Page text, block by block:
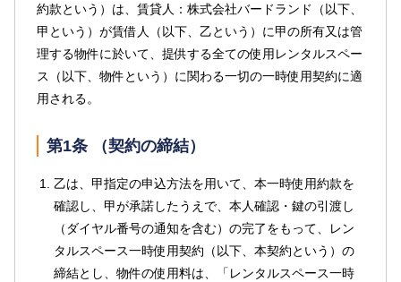
約款という）は、賃貸人：株式会社バードランド（以下、
甲という）が賃借人（以下、乙という）に甲の所有又は管
理する物件に於いて、提供する全ての使用レンタルスペー
ス（以下、物件という）に関わる一切の一時使用契約に適
用される。
第1条 （契約の締結）
乙は、甲指定の申込方法を用いて、本一時使用約款を
確認し、甲が承諾したうえで、本人確認・鍵の引渡し
（ダイヤル番号の通知を含む）の完了をもって、レン
タルスペース一時使用契約（以下、本契約という）の
締結とし、物件の使用料は、「レンタルスペース一時